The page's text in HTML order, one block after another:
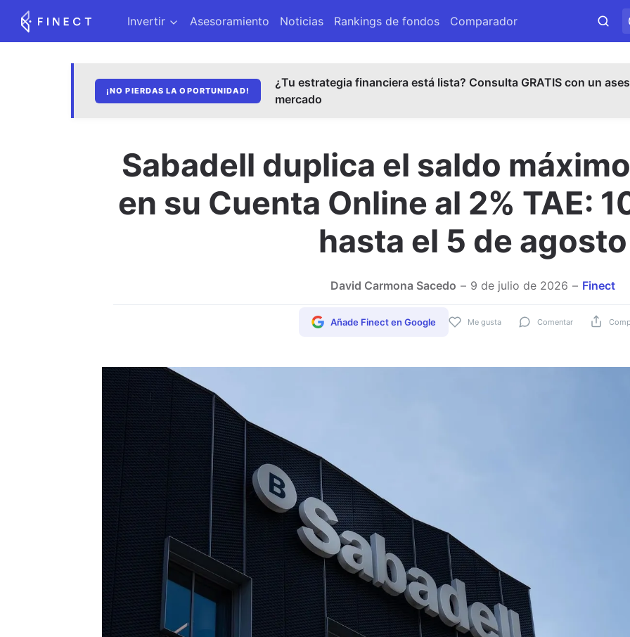
Invertir Asesoramiento Noticias Rankings de fondos Comparador
¡NO PIERDAS LA OPORTUNIDAD!
¿Tu estrategia financiera está lista? Consulta GRATIS con un
mercado
Sabadell duplica el saldo
en su Cuenta Online al 2% TAE:
hasta el 5 de agosto
David Carmona Sacedo 9 de julio de 2026 Finect
Me gusta Comentar
Añade Finect en Google